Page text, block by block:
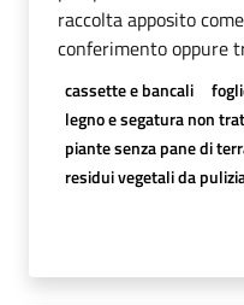
raccolta apposito
conferimento oppure
cassette e bancali
legno e segatura non
piante senza pane di
residui vegetali da